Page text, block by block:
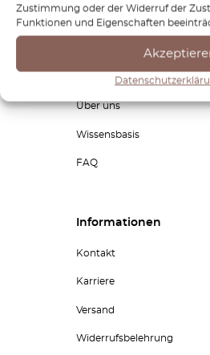
Zustimmung oder der Widerruf der
Funktionen und Eigenschaften
Jetzt einkaufen
Produkte
Über uns
Wissensbasis
FAQ
Informationen
Kontakt
Karriere
Versand
Widerrufsbelehrung